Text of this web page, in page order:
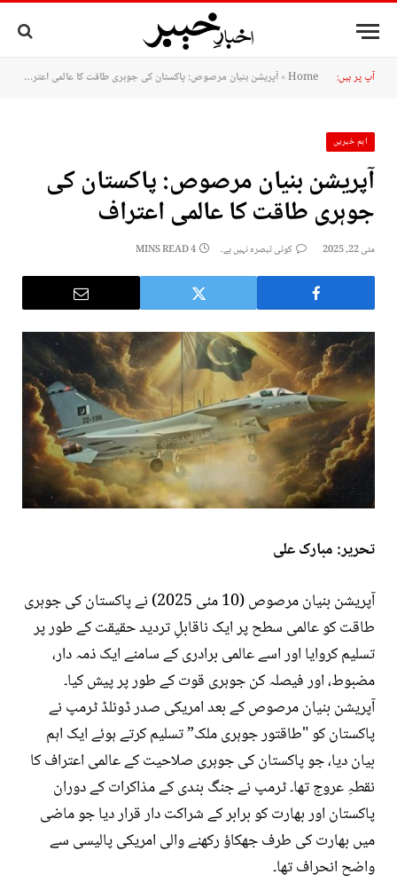
آپ پر ہیں: Home
»آپریشن بنیان مرصوص: پاکستان کی جوہری طاقت کا عالمی اعتراف
اہم خبریں
آپریشن بنیان مرصوص: پاکستان کی
جوہری طاقت کا عالمی اعتراف
مئی 22, 2025 کوئی تبصرہ نہیں ہے۔ 4 MINS READ
تحریر: مبارک علی
آپریشن بنیان مرصوص (10 مئی 2025) نے پاکستان کی جوہری
طاقت کو عالمی سطح پر ایک ناقابلِ تردید حقیقت کے طور پر
تسلیم کروایا اور اسے عالمی برادری کے سامنے ایک ذمہ دار،
مضبوط، اور فیصلہ کن جوہری قوت کے طور پر پیش کیا۔
آپریشن بنیان مرصوص کے بعد امریکی صدر ڈونلڈ ٹرمپ نے
پاکستان کو "طاقتور جوہری ملک” تسلیم کرتے ہوئے ایک اہم
بیان دیا، جو پاکستان کی جوہری صلاحیت کے عالمی اعتراف کا
نقطہِ عروج تھا۔ ٹرمپ نے جنگ بندی کے مذاکرات کے دوران
پاکستان اور بھارت کو برابر کے شراکت دار قرار دیا جو ماضی
میں بھارت کی طرف جھکاؤ رکھنے والی امریکی پالیسی سے
واضح انحراف تھا۔